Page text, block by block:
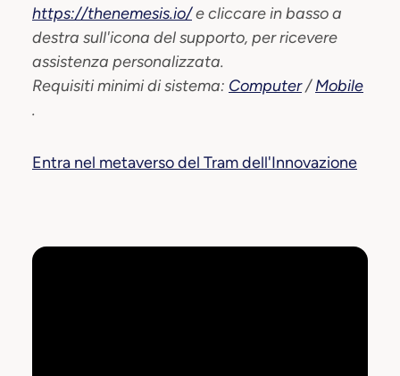
https://thenemesis.io/e cliccare in basso a
destra sull'icona del supporto, per ricevere
assistenza personalizzata.
Requisiti minimi di sistema: Computer/ Mobile
.
Entra nel metaverso del Tram dell'Innovazione